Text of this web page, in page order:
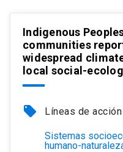
Indigenous
communities
widespread
local social-
local_offer Líneas de acción
Sistemas
humano-